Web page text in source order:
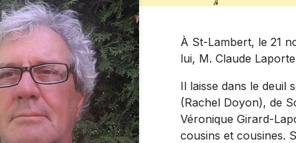
À St-Lambert, le 21
lui, M. Claude
Il laisse dans le deuil
(Rachel Doyon), de
Véronique Girard-
cousins et cousines.